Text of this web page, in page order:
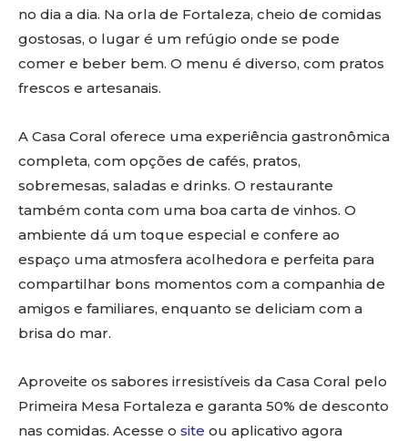
no dia a dia. Na orla de Fortaleza, cheio de comidas
gostosas, o lugar é um refúgio onde se pode
comer e beber bem. O menu é diverso, com pratos
frescos e artesanais.
A Casa Coral oferece uma experiência gastronômica
completa, com opções de cafés, pratos,
sobremesas, saladas e drinks. O restaurante
também conta com uma boa carta de vinhos. O
ambiente dá um toque especial e confere ao
espaço uma atmosfera acolhedora e perfeita para
compartilhar bons momentos com a companhia de
amigos e familiares, enquanto se deliciam com a
brisa do mar.
Aproveite os sabores irresistíveis da Casa Coral pelo
Primeira Mesa Fortaleza e garanta 50% de desconto
nas comidas. Acesse o site ou aplicativo agora